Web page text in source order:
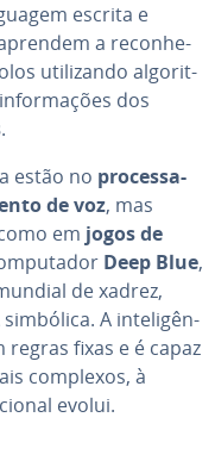
escrita e
a re­co­nhe­
uti­li­zando al­go­rit­
dos
.
estão no pro­ces­sa­
de voz, mas
em jogos de
Deep Blue,
de xadrez,
simbólica. A in­te­li­gên­
fixas e é capaz
complexos, à
evolui.